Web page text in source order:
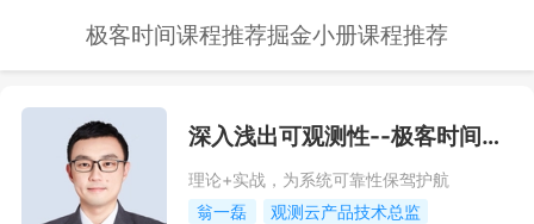
极客时间课程推荐掘金小册课程推荐
深入浅出可观测性--极客时间课程推荐/优惠
理论+实战，为系统可靠性保驾护航
翁一磊
观测云产品技术总监